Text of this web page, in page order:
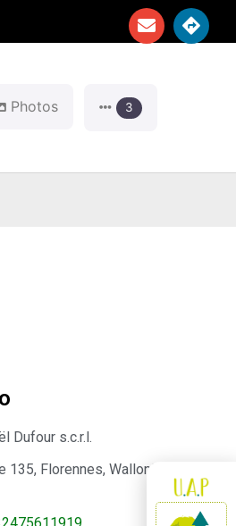
Photos 3
Dufour s.c.r.l.
135, Florennes, Wallonia, 5620,